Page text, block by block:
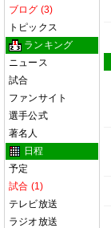
ブログ (3)
トピックス
ランキング
ニュース
試合
ファンサイト
選手公式
著名人
日程
予定
試合 (1)
テレビ放送
ラジオ放送